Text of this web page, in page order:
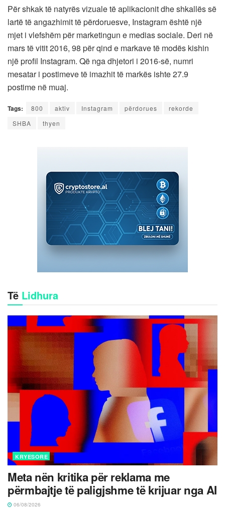
Për shkak të natyrës vizuale të aplikacionit dhe shkallës së
lartë të angazhimit të përdoruesve, Instagram është një
mjet i vlefshëm për marketingun e medias sociale. Deri në
mars të vitit 2016, 98 për qind e markave të modës kishin
një profil Instagram. Që nga dhjetori i 2016-së, numri
mesatar i postimeve të imazhit të markës ishte 27.9
postime në muaj.
Tags: 800 aktiv Instagram përdorues
rekorde
SHBA
thyen
Të Lidhura
KRYESORE
Meta nën kritika për reklama me
përmbajtje të paligjshme të krijuar nga AI
06/08/2026